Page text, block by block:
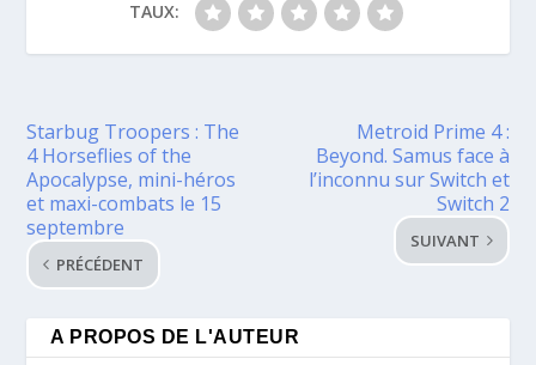
TAUX:
Starbug Troopers : The
4 Horseflies of the
Apocalypse, mini-héros
et maxi-combats le 15
septembre
PRÉCÉDENT
Metroid Prime 4 :
Beyond. Samus face à
l’inconnu sur Switch et
Switch 2
SUIVANT
A PROPOS DE L'AUTEUR